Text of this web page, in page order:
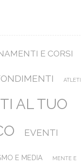
E CORSI
ATLETI
AL TUO
EVENTI
E MEDIA MENTE E